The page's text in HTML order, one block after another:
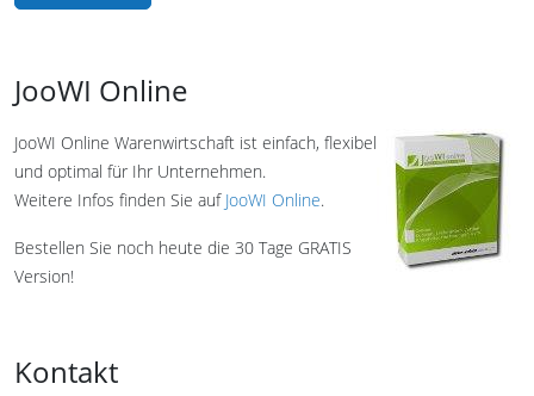
JooWI Online
JooWI Online Warenwirtschaft ist einfach, flexibel
und optimal für Ihr Unternehmen.
Weitere Infos finden Sie auf JooWI Online.
Bestellen Sie noch heute die 30 Tage GRATIS
Version!
Kontakt